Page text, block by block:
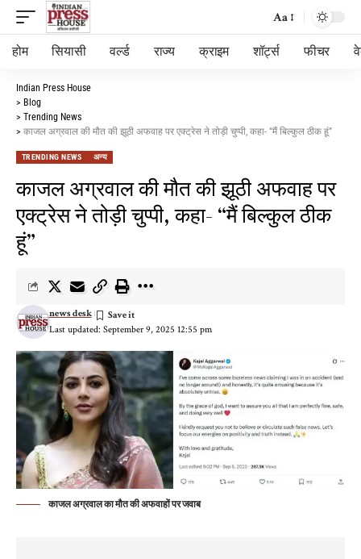
Aa
होम सियासी वर्ल्ड राज्य क्राइम शॉर्ट्स फीचर
Indian Press House
> Blog
> Trending News
> काजल अग्रवाल की मौत की झूठी अफवाह पर एक्ट्रेस ने तोड़ी चुप्पी, कहा- “मैं बिल्कुल ठीक हूं”
TRENDING NEWS अन्य
काजल अग्रवाल की मौत की झूठी अफवाह पर
एक्ट्रेस ने तोड़ी चुप्पी, कहा- “मैं बिल्कुल ठीक
हूं”
Last updated: September 9, 2025 12:55 pm
news desk
काजल अग्रवाल का मौत की अफवाहों पर जवाब